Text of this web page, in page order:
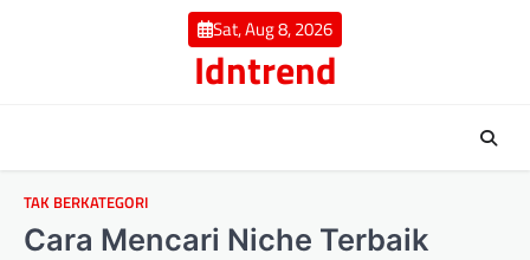
Sat, Aug 8, 2026
Idntrend
TAK BERKATEGORI
Cara Mencari Niche Terbaik